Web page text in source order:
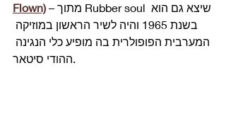
Flown) – מתוך Rubber soul שיצא גם הוא
בשנת 1965 והיה לשיר הראשון במוזיקה
המערבית הפופולרית בה מופיע כלי הנגינה
ההודי סיטאר.